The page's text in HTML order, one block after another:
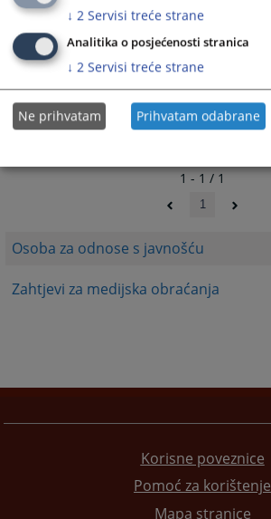
Osoba za odnose s javnošću
Zahtjevi za medijska obraćanja
1 - 1 / 1
1
Korisne poveznice
Pomoć za korištenje
Mapa stranice
↓ 2 Servisi treće strane
Analitika o posjećenosti stranica
↓ 2 Servisi treće strane
Ne prihvatam Prihvatam odabrane